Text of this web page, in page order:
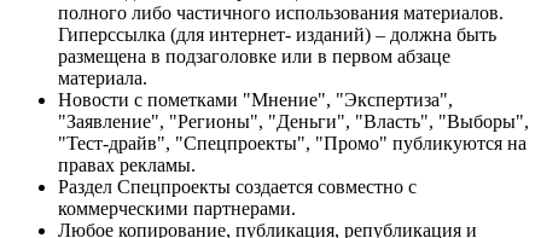
полного либо частичного использования материалов.
Гиперссылка (для интернет- изданий) – должна быть
размещена в подзаголовке или в первом абзаце
материала.
Новости с пометками "Мнение", "Экспертиза",
"Заявление", "Регионы", "Деньги", "Власть", "Выборы",
"Тест-драйв", "Спецпроекты", "Промо" публикуются на
правах рекламы.
Раздел Спецпроекты создается совместно с
коммерческими партнерами.
Любое копирование, публикация, републикация и